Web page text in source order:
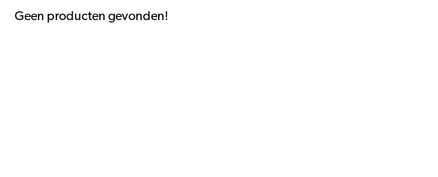
Geen producten gevonden!